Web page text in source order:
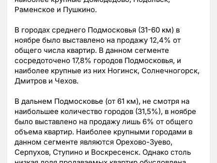
Раменское и Пушкино.
В городах среднего Подмосковья (31-60 км) в
ноябре было выставлено на продажу 12,4% от
общего числа квартир. В данном сегменте
сосредоточено 17,8% городов Подмосковья, и
наиболее крупные из них Ногинск, Солнечногорск,
Дмитров и Чехов.
В дальнем Подмосковье (от 61 км), не смотря на
наибольшее количество городов (31,5%), в ноябре
было выставлено на продажу лишь 6% от общего
объема квартир. Наиболее крупными городами в
данном сегменте являются Орехово-Зуево,
Серпухов, Ступино и Воскресенск. Однако столь